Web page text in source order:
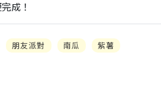
成！
朋友派對 南瓜
紫薯